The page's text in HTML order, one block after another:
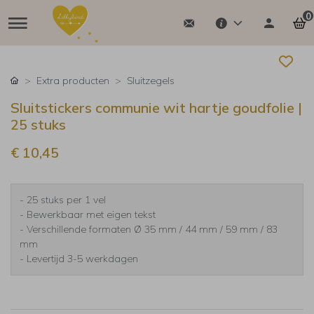
0
Extra producten Sluitzegels
Sluitstickers communie wit hartje goudfolie |
25 stuks
€ 10,45
- 25 stuks per 1 vel
- Bewerkbaar met eigen tekst
- Verschillende formaten Ø 35 mm / 44 mm / 59 mm / 83
mm
- Levertijd 3-5 werkdagen